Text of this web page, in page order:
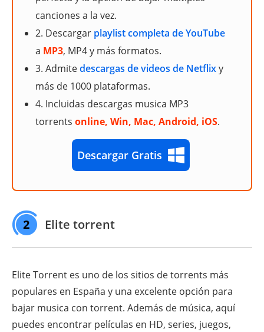
canciones a la vez.
2. Descargar playlist completa de YouTube
a MP3, MP4 y más formatos.
3. Admitedescargas de videos de Netflixy
más de 1000 plataformas.
4. Incluidas descargas musica MP3
torrents online, Win, Mac, Android, iOS.
Descargar Gratis
2 Elite torrent
Elite Torrent es uno de los sitios de torrents más
populares en España y una excelente opción para
bajar musica con torrent. Además de música, aquí
puedes encontrar películas en HD, series, juegos,